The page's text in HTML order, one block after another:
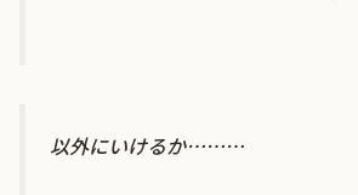
以外にいけるか………